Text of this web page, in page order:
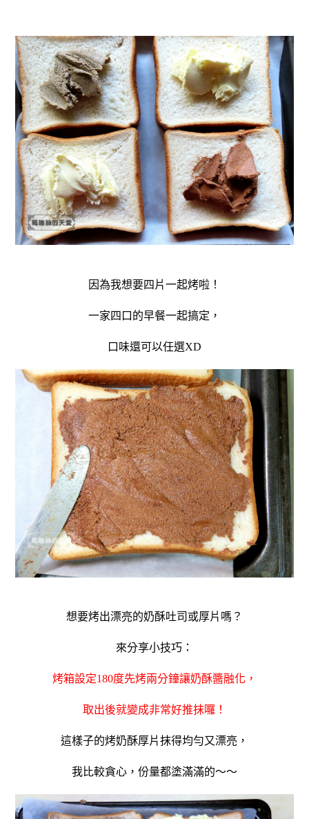
因為我想要四片一起烤啦！
一家四口的早餐一起搞定，
口味還可以任選XD
想要烤出漂亮的奶酥吐司或厚片嗎？
來分享小技巧：
烤箱設定180度先烤兩分鐘讓奶酥醬融化，
取出後就變成非常好推抹囉！
這樣子的烤奶酥厚片抹得均勻又漂亮，
我比較貪心，份量都塗滿滿的～～